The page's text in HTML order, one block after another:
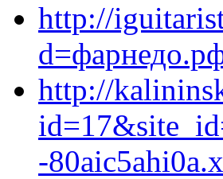
http://
http://
-